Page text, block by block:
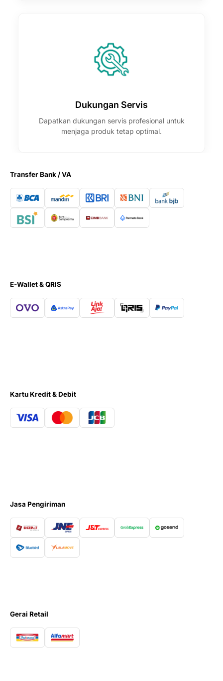
Dukungan Servis
Dapatkan dukungan servis profesional untuk
menjaga produk tetap optimal.
Transfer Bank / VA
E-Wallet & QRIS
Kartu Kredit & Debit
Jasa Pengiriman
Gerai Retail